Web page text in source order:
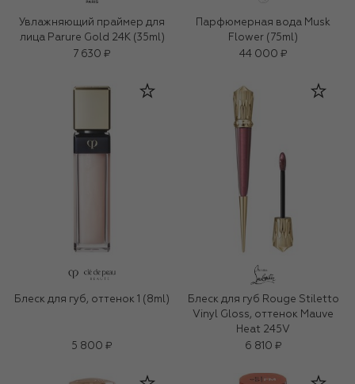
Увлажняющий праймер для
лица Parure Gold 24K (35ml)
7 630 ₽
Парфюмерная вода Musk
Flower (75ml)
44 000 ₽
Блеск для губ, оттенок 1 (8ml)
5 800 ₽
Блеск для губ Rouge Stiletto
Vinyl Gloss, оттенок Mauve
Heat 245V
6 810 ₽